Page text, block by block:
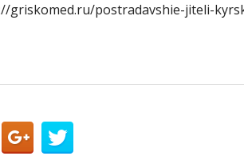
griskomed.ru/postradavshie-jiteli-